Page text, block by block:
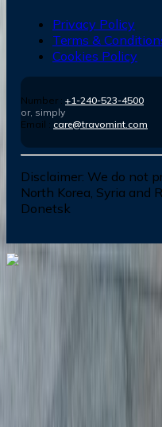
Privacy Policy
Terms &
Cookies Policy
Number : +1-240-523-4500
or, simply
Email : care@travomint.com
Disclaimer: We do not
North Korea, Syria and
Donetsk
Dial In for Bigger Savings: